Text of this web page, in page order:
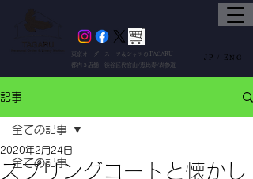
東京オーダースーツ＆シャツのTAGARU
都内３店舗 渋谷区代官山/恵比寿/表参道
ENG
JP /
記事
全ての記事
全ての記事
スプリングコートと懐かし
2020年2月24日